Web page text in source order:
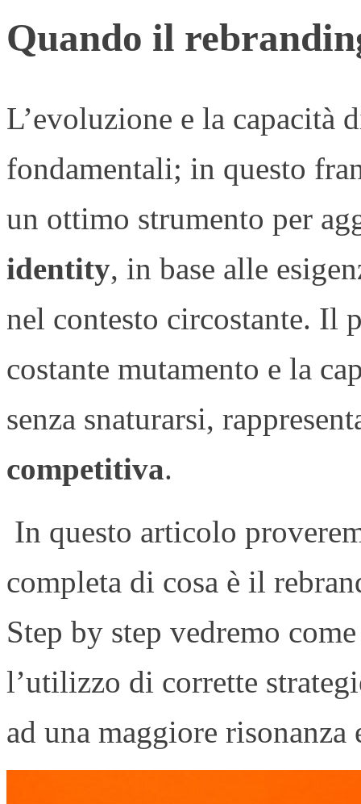
Quando il
L’evoluzione e la capacità
fondamentali; in questo
un ottimo strumento per
identity, in base alle
nel contesto circostante. Il
costante mutamento e la
senza snaturarsi,
competitiva.
In questo articolo
completa di cosa è il
Step by step vedremo
l’utilizzo di corrette
ad una maggiore risonanza